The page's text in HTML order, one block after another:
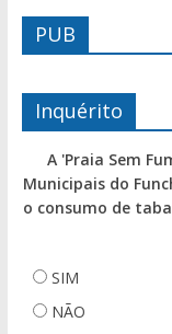
PUB
Inquérito
A 'Praia Sem
Municipais do
o consumo de
SIM
NÃO